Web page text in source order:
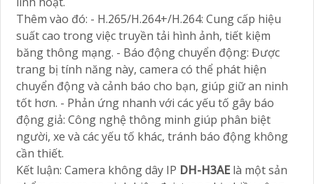
Thêm vào đó: - H.265/H.264+/H.264: Cung cấp hiệu
suất cao trong việc truyền tải hình ảnh, tiết kiệm
băng thông mạng. - Báo động chuyển động: Được
trang bị tính năng này, camera có thể phát hiện
chuyển động và cảnh báo cho bạn, giúp giữ an ninh
tốt hơn. - Phản ứng nhanh với các yếu tố gây báo
động giả: Công nghệ thông minh giúp phân biệt
người, xe và các yếu tố khác, tránh báo động không
cần thiết.
Kết luận: Camera không dây IP DH-H3AE là một sản